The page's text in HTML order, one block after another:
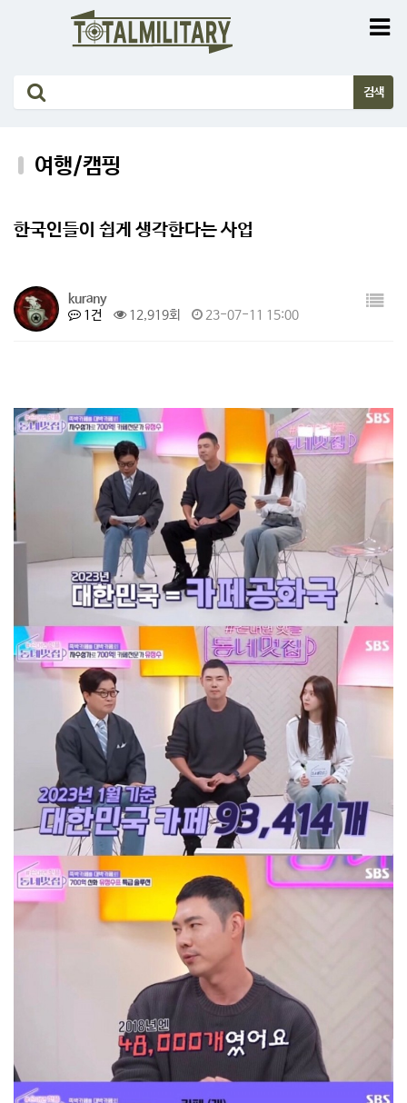
여행/캠핑
한국인들이 쉽게 생각한다는 사업
kurany
1건
12,919회 23-07-11 15:00